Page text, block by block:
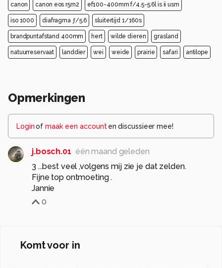
canon canon eos r5m2 ef100-400mm f/4.5-5.6l is ii usm
iso 1000 diafragma ƒ/5.6 sluitertijd 1/160s
brandpuntafstand 400mm hert wilde dieren grasland
natuurreservaat landdier wei weide prairie safari antilope
Opmerkingen
Loginof maak een account en discussieer mee!
j.bosch.01 één maand geleden
3 ...best veel ,volgens mij zie je dat zelden.
Fijne top ontmoeting .
Jannie
0
Komt voor in